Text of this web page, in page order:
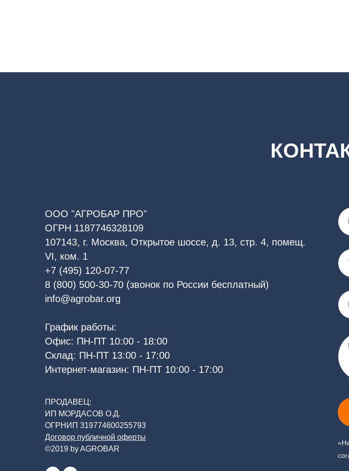
ООО "АГРОБАР ПРО"
ОГРН 1187746328109
107143, г. Москва, Открытое шоссе, д. 13, стр. 4, помещ.
VI, ком. 1
+7 (495) 120-07-77
8 (800) 500-30-70 (звонок по России бесплатный)
info@agrobar.org
График работы:
Офис: ПН-ПТ 10:00 - 18:00
Склад: ПН-ПТ 13:00 - 17:00
Интернет-магазин: ПН-ПТ 10:00 - 17:00
ПРОДАВЕЦ:
ИП МОРДАСОВ О.Д.
ОГРНИП 319774600255793
Договор публичной оферты
©2019 by AGROBAR